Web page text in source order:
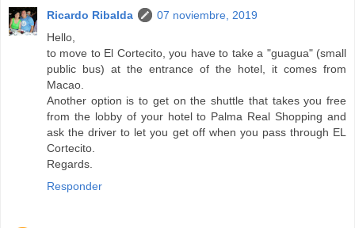
Ricardo Ribalda
07 noviembre, 2019
Hello,
to move to El Cortecito, you have to take a "guagua" (small
public bus) at the entrance of the hotel, it comes from
Macao.
Another option is to get on the shuttle that takes you free
from the lobby of your hotel to Palma Real Shopping and
ask the driver to let you get off when you pass through EL
Cortecito.
Regards.
Responder